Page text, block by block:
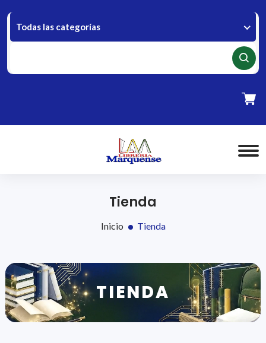
Todas las categorías
Tienda
Inicio Tienda
TIENDA